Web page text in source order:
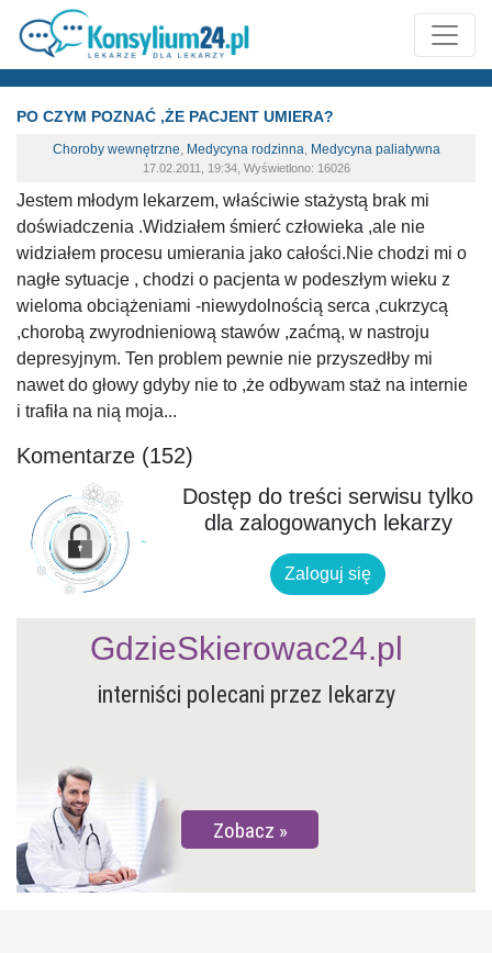
PO CZYM POZNAĆ ,ŻE PACJENT UMIERA?
Choroby wewnętrzne, Medycyna rodzinna, Medycyna paliatywna
17.02.2011, 19:34, Wyświetlono: 16026
Jestem młodym lekarzem, właściwie stażystą brak mi
doświadczenia .Widziałem śmierć człowieka ,ale nie
widziałem procesu umierania jako całości.Nie chodzi mi o
nagłe sytuacje , chodzi o pacjenta w podeszłym wieku z
wieloma obciążeniami -niewydolnością serca ,cukrzycą
,chorobą zwyrodnieniową stawów ,zaćmą, w nastroju
depresyjnym. Ten problem pewnie nie przyszedłby mi
nawet do głowy gdyby nie to ,że odbywam staż na internie
i trafiła na nią moja...
Komentarze (152)
Dostęp do treści serwisu tylko
dla zalogowanych lekarzy
Zaloguj się
interniści polecani przez lekarzy
Zobacz
GdzieSkierowac24.pl